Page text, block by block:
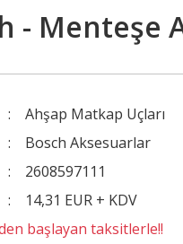
- Menteşe
Ahşap Matkap Uçları
Bosch Aksesuarlar
2608597111
14,31 EUR + KDV
başlayan taksitlerle!!